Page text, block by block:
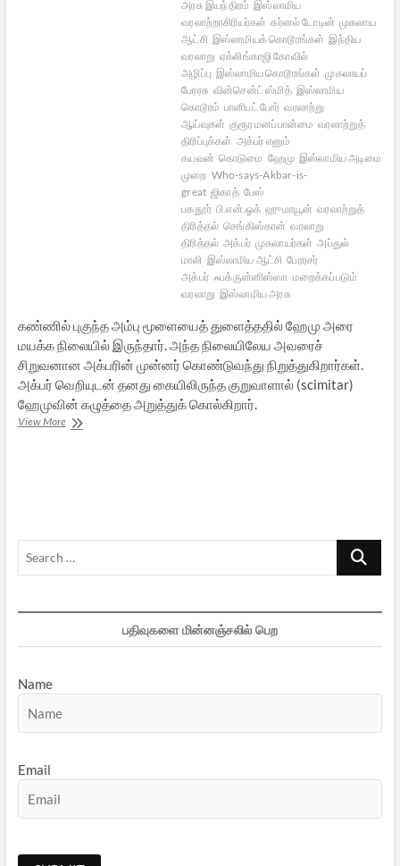
அரசு இயந்திரம் இஸ்லாமிய
வரலாற்றாசிரியர்கள் கர்னல் டோடின் முகலாய
ஆட்சி இஸ்லாமியக் கொடூரங்கள் இந்திய
வரலாறு ஏக்லிங்காஜி கோவில்
அழிப்பு இஸ்லாமிய கொடூரங்கள் முகலாயப்
பேரரசு வின்சென்ட் ஸ்மித் இஸ்லாமிய
கொடூரம் பானிபட் போர் வரலாற்று
ஆய்வுகள் குரூர மனப்பான்மை வரலாற்றுத்
திரிப்புக்கள் அக்பர் எனும்
கயவன் கொடுமை ஹேமு இஸ்லாமிய அடிமை
முறை Who-says-Akbar-is-
great ஜிகாத் பேஸ்
பகதூர் பி.என்.ஓக் ஹுமாயூன் வரலாற்றுத்
திரித்தல் செங்கிஸ்கான் வரலாறு
திரித்தல் அக்பர் முகலாயர்கள் அப்துல்
மாலி இஸ்லாமிய ஆட்சி பேரரசர்
அக்பர் ஃபக்ருன்னிஸ்ஸா மறைக்கப்படும்
வரலாறு இஸ்லாமிய அரசு
கண்ணில் புகுந்த அம்பு மூளையைத் துளைத்ததில் ஹேமு அரை
மயக்க நிலையில் இருந்தார். அந்த நிலையிலேய அவரைச்
சிறுவனான அக்பரின் முன்னர் கொண்டுவந்து நிறுத்துகிறார்கள்.
அக்பர் வெறியுடன் தனது கையிலிருந்த குறுவாளால் (scimitar)
ஹேமுவின் கழுத்தை அறுத்துக் கொல்கிறார்.
View Moreஅக்பர்
Search
பதிவுகளை மின்னஞ்சலில் பெற
Name
Email